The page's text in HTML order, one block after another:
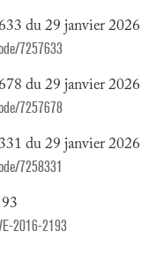
du 29 janvier 2026
7257633
du 29 janvier 2026
7257678
du 29 janvier 2026
7258331
2016-2193